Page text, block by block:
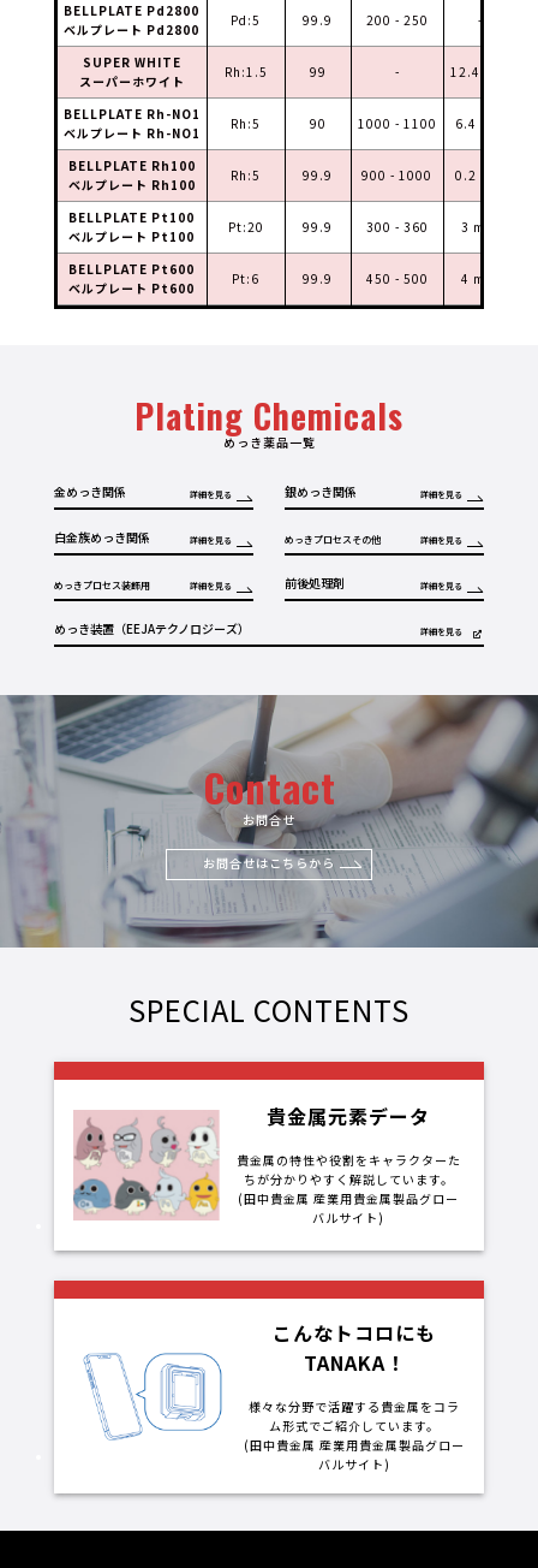
BELLPLATE Pd2800
ベルプレート Pd2800
Pd:5 99.9 200 - 250 -
SUPER WHITE
スーパーホワイト
Rh:1.5 99 - 12.4 min
BELLPLATE Rh-NO1
ベルプレート Rh-NO1
Rh:5 90 1000 - 1100 6.4 min
BELLPLATE Rh100
ベルプレート Rh100
Rh:5 99.9 900 - 1000 0.2 min
BELLPLATE Pt100
ベルプレート Pt100
Pt:20 99.9 300 - 360 3 min
BELLPLATE Pt600
ベルプレート Pt600
Pt:6 99.9 450 - 500 4 min
Plating Chemicals
めっき薬品一覧
金めっき関係 詳細を見る 銀めっき関係 詳細を見る
白金族めっき関係 詳細を見る めっきプロセスその他 詳細を見る
めっきプロセス装飾用 詳細を見る 前後処理剤 詳細を見る
めっき装置（EEJAテクノロジーズ） 詳細を見る
Contact
お問合せ
お問合せはこちらから
SPECIAL CONTENTS
貴金属元素データ
貴金属の特性や役割をキャラクターた
ちが分かりやすく解説しています。
(田中貴金属 産業用貴金属製品グロー
バルサイト)
こんなトコロにも
TANAKA！
様々な分野で活躍する貴金属をコラ
ム形式でご紹介しています。
(田中貴金属 産業用貴金属製品グロー
バルサイト)